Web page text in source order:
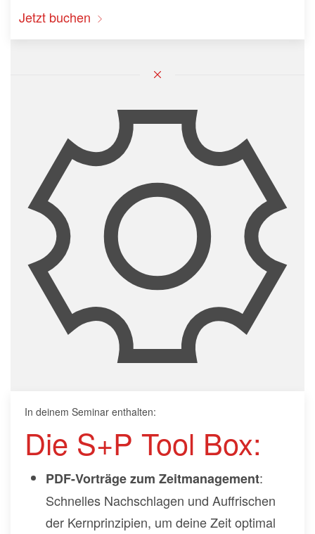
Jetzt buchen
In deinem Seminar enthalten:
Die S+P Tool Box:
PDF-Vorträge zum Zeitmanagement:
Schnelles Nachschlagen und Auffrischen
der Kernprinzipien, um deine Zeit optimal